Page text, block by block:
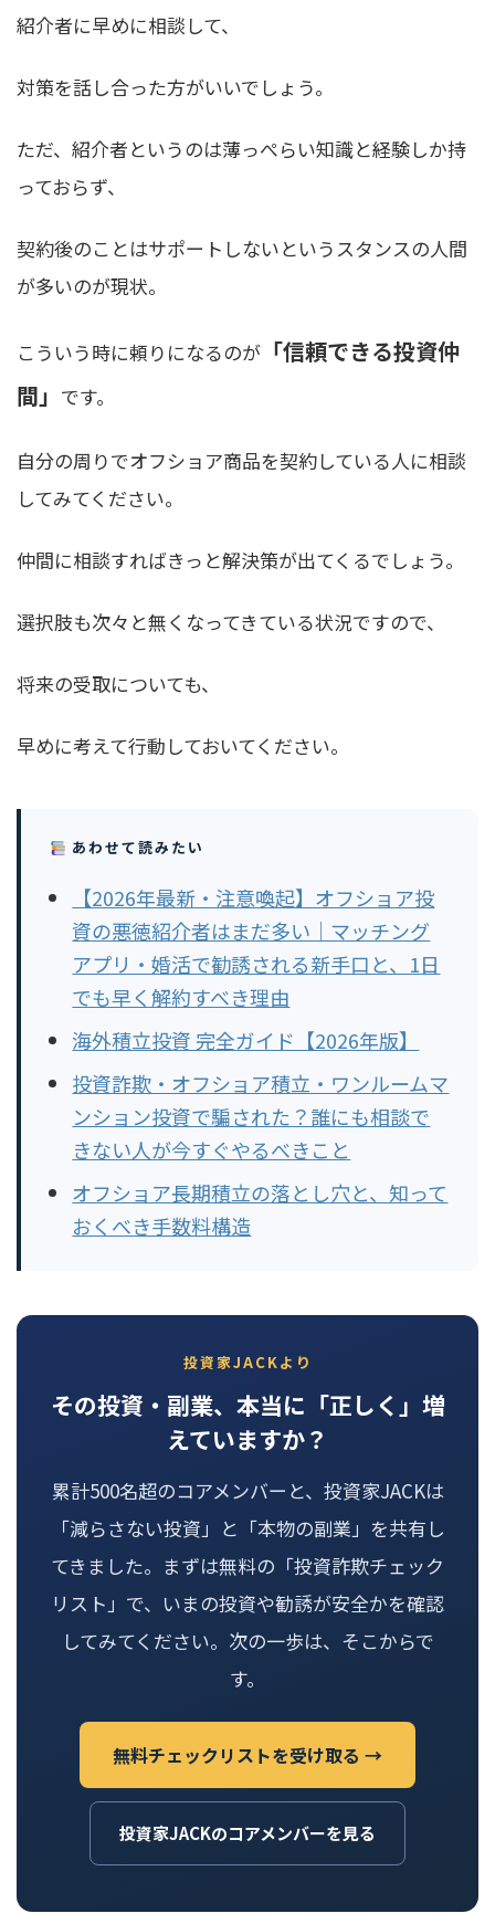
紹介者に早めに相談して、
対策を話し合った方がいいでしょう。
ただ、紹介者というのは薄っぺらい知識と経験しか持
っておらず、
契約後のことはサポートしないというスタンスの人間
が多いのが現状。
こういう時に頼りになるのが 「信頼できる投資仲
間」 です。
自分の周りでオフショア商品を契約している人に相談
してみてください。
仲間に相談すればきっと解決策が出てくるでしょう。
選択肢も次々と無くなってきている状況ですので、
将来の受取についても、
早めに考えて行動しておいてください。
あわせて読みたい
【2026年最新・注意喚起】オフショア投
資の悪徳紹介者はまだ多い｜マッチング
アプリ・婚活で勧誘される新手口と、1日
でも早く解約すべき理由
海外積立投資 完全ガイド【2026年版】
投資詐欺・オフショア積立・ワンルームマ
ンション投資で騙された？誰にも相談で
きない人が今すぐやるべきこと
オフショア長期積立の落とし穴と、知って
おくべき手数料構造
投資家JACKより
その投資・副業、本当に「正しく」増
えていますか？
累計500名超のコアメンバーと、投資家JACKは
「減らさない投資」と「本物の副業」を共有し
てきました。まずは無料の「投資詐欺チェック
リスト」で、いまの投資や勧誘が安全かを確認
してみてください。次の一歩は、そこからで
す。
無料チェックリストを受け取る →
投資家JACKのコアメンバーを見る